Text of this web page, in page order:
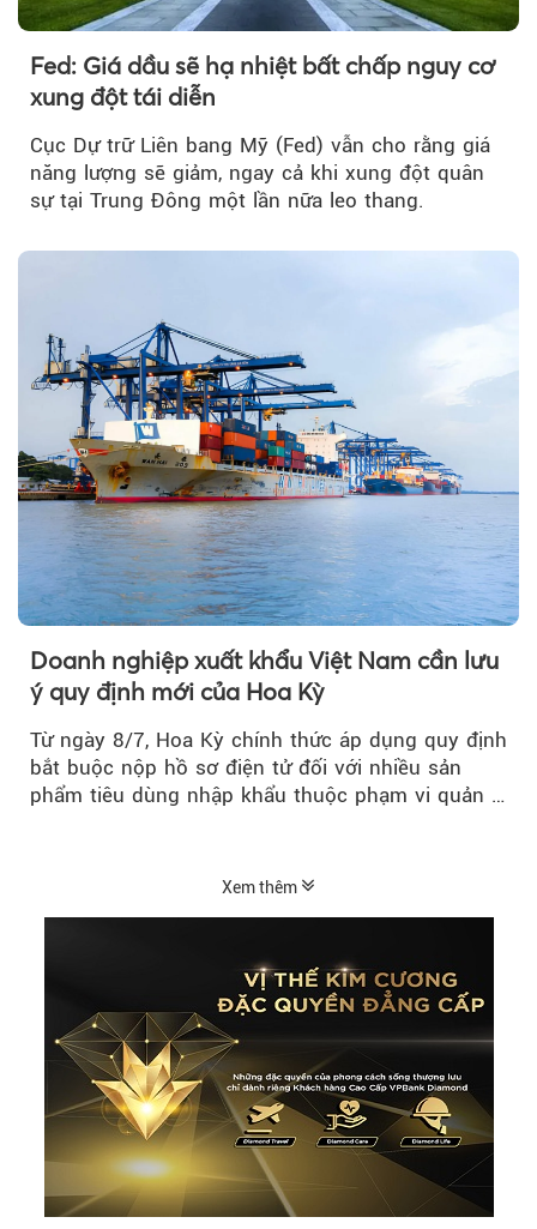
Fed: Giá dầu sẽ hạ nhiệt bất chấp nguy cơ
xung đột tái diễn
Cục Dự trữ Liên bang Mỹ (Fed) vẫn cho rằng giá
năng lượng sẽ giảm, ngay cả khi xung đột quân
sự tại Trung Đông một lần nữa leo thang.
Doanh nghiệp xuất khẩu Việt Nam cần lưu
ý quy định mới của Hoa Kỳ
Từ ngày 8/7, Hoa Kỳ chính thức áp dụng quy định
bắt buộc nộp hồ sơ điện tử đối với nhiều sản
phẩm tiêu dùng nhập khẩu thuộc phạm vi quản lý
Xem thêm